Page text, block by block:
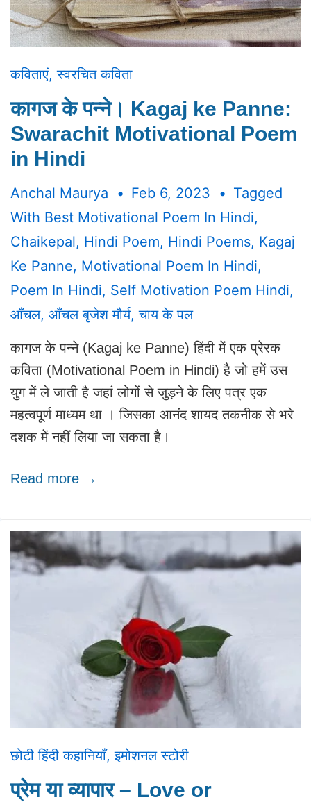
कविताएं,स्वरचित कविता
कागज के पन्ने। Kagaj ke Panne:
Swarachit Motivational Poem
in Hindi
Anchal Maurya Feb 6, 2023
Tagged
With Best Motivational Poem In Hindi,
Chaikepal, Hindi Poem, Hindi Poems, Kagaj
Ke Panne, Motivational Poem In Hindi,
Poem In Hindi, Self Motivation Poem Hindi,
आँचल, आँचल बृजेश मौर्य,चाय के पल
कागज के पन्ने (Kagaj ke Panne) हिंदी में एक प्रेरक
कविता (Motivational Poem in Hindi) है जो हमें उस
युग में ले जाती है जहां लोगों से जुड़ने के लिए पत्र एक
महत्वपूर्ण माध्यम था । जिसका आनंद शायद तकनीक से भरे
दशक में नहीं लिया जा सकता है।
Read more →
छोटी हिंदी कहानियाँ,इमोशनल स्टोरी
प्रेम या व्यापार – Love or